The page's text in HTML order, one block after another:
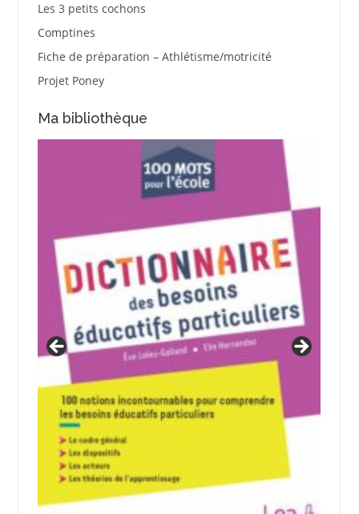
Les 3 petits cochons
Comptines
Fiche de préparation – Athlétisme/motricité
Projet Poney
Ma bibliothèque